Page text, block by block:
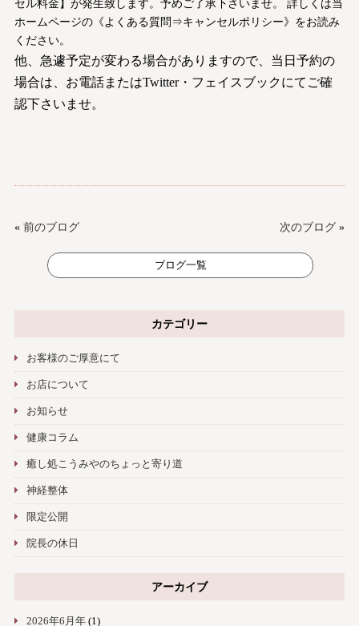
セル料金】が発生致します。予めご了承下さいませ。 詳しくは当
ホームページの《よくある質問⇒キャンセルポリシー》をお読み
ください。
他、急遽予定が変わる場合がありますので、当日予約の
場合は、お電話またはTwitter・フェイスブックにてご確
認下さいませ。
« 前のブログ 次のブログ »
ブログ一覧
カテゴリー
お客様のご厚意にて
お店について
お知らせ
健康コラム
癒し処こうみやのちょっと寄り道
神経整体
限定公開
院長の休日
アーカイブ
2026年6月年(1)